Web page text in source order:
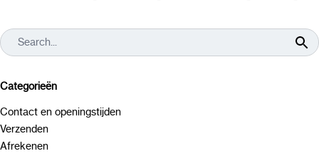
Categorieën
Contact en openingstijden
Verzenden
Afrekenen